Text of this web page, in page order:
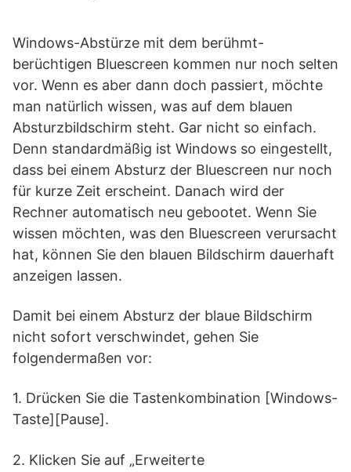
Windows-Abstürze mit dem berühmt-
berüchtigen Bluescreen kommen nur noch selten
vor. Wenn es aber dann doch passiert, möchte
man natürlich wissen, was auf dem blauen
Absturzbildschirm steht. Gar nicht so einfach.
Denn standardmäßig ist Windows so eingestellt,
dass bei einem Absturz der Bluescreen nur noch
für kurze Zeit erscheint. Danach wird der
Rechner automatisch neu gebootet. Wenn Sie
wissen möchten, was den Bluescreen verursacht
hat, können Sie den blauen Bildschirm dauerhaft
anzeigen lassen.
Damit bei einem Absturz der blaue Bildschirm
nicht sofort verschwindet, gehen Sie
folgendermaßen vor:
1. Drücken Sie die Tastenkombination [Windows-
Taste][Pause].
2. Klicken Sie auf „Erweiterte